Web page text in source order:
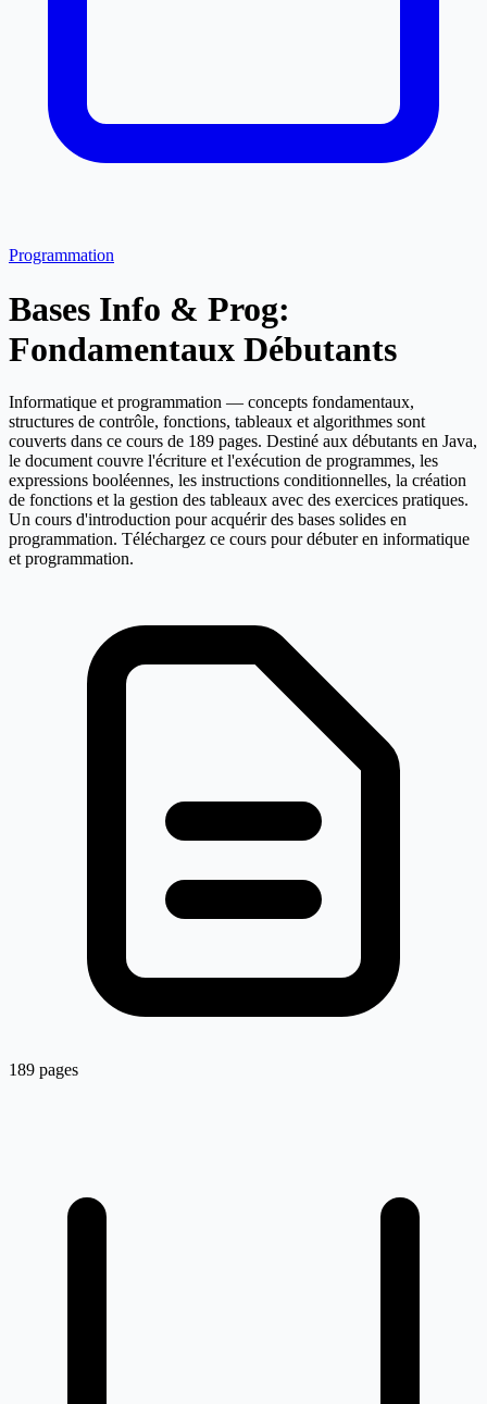
Programmation
Bases Info & Prog:
Fondamentaux Débutants
Informatique et programmation — concepts fondamentaux,
structures de contrôle, fonctions, tableaux et algorithmes sont
couverts dans ce cours de 189 pages. Destiné aux débutants en Java,
le document couvre l'écriture et l'exécution de programmes, les
expressions booléennes, les instructions conditionnelles, la création
de fonctions et la gestion des tableaux avec des exercices pratiques.
Un cours d'introduction pour acquérir des bases solides en
programmation. Téléchargez ce cours pour débuter en informatique
et programmation.
189 pages